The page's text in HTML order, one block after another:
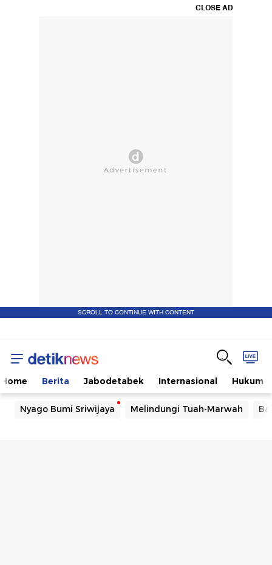
CLOSE AD
SCROLL TO CONTINUE WITH CONTENT
Home Berita Jabodetabek Internasional Hukum
Nyago Bumi Sriwijaya Melindungi Tuah-Marwah